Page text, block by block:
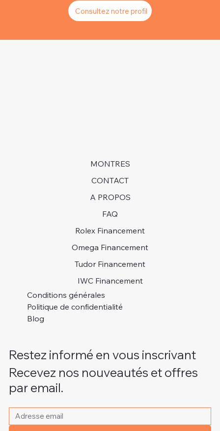
Consultez notre profil
MONTRES
CONTACT
A PROPOS
FAQ
Rolex Financement
Omega Financement
Tudor Financement
IWC Financement
Conditions générales
Politique de confidentialité
Blog
Restez informé en vous inscrivant
Recevez nos nouveautés et offres
par email.
Veuillez indiquer votre adresse e-mail